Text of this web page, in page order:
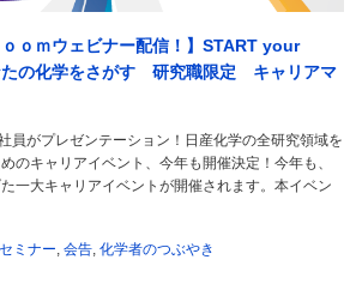
ｏｏｍウェビナー配信！】START your
の化学をさがす 研究職限定 キャリアマ
員がプレゼンテーション！日産化学の全研究領域を
のキャリアイベント、今年も開催決定！今年も、
一大キャリアイベントが開催されます。本イベン
セミナー, 会告, 化学者のつぶやき